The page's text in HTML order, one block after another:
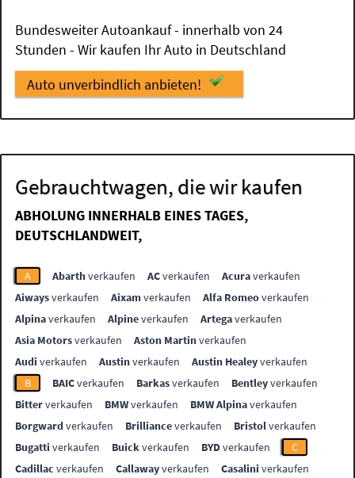
Bundesweiter Autoankauf - innerhalb von 24
Stunden - Wir kaufen Ihr Auto in Deutschland
Auto unverbindlich anbieten!
Gebrauchtwagen, die wir kaufen
ABHOLUNG INNERHALB EINES TAGES,
DEUTSCHLANDWEIT,
A Abarthverkaufen ACverkaufen Acuraverkaufen
Aiwaysverkaufen Aixamverkaufen Alfa Romeoverkaufen
Alpinaverkaufen Alpineverkaufen Artegaverkaufen
Asia Motorsverkaufen Aston Martinverkaufen
Audi verkaufen Austinverkaufen Austin Healeyverkaufen
B
BAICverkaufen Barkasverkaufen Bentleyverkaufen
Bitterverkaufen BMWverkaufen BMW Alpinaverkaufen
Borgwardverkaufen Brillianceverkaufen Bristolverkaufen
Bugatti verkaufen Buickverkaufen BYDverkaufen
C
Cadillac verkaufen Callawayverkaufen Casalini verkaufen